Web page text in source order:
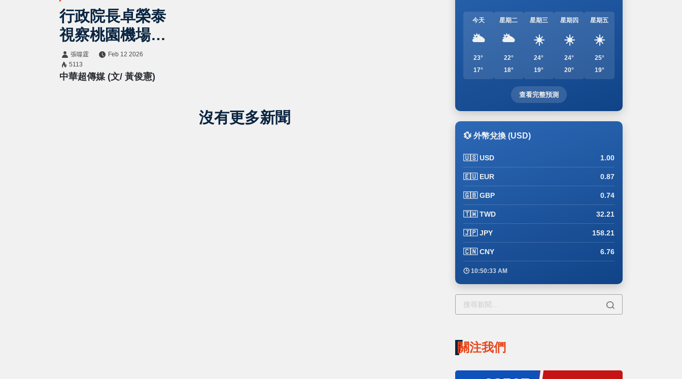
行政院長卓榮泰
視察桃園機場邊
境檢疫整備 強
調「層層守護、
張噬霆
Feb 12 2026
5113
中華超傳媒 (文/ 黃俊憲)
沒有更多新聞
今天
🌥️
23°
17°
星期二
🌥️
22°
18°
星期三
☀️
24°
19°
星期四
☀️
24°
20°
星期五
☀️
25°
19°
查看完整預測
💱 外幣兌換 (USD)
🇺🇸 USD 1.00
🇪🇺 EUR 0.87
🇬🇧 GBP 0.74
🇹🇼 TWD 32.21
🇯🇵 JPY 158.21
🇨🇳 CNY 6.76
🕒 10:50:33 AM
關注我們